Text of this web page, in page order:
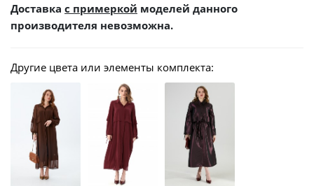
Доставка с примеркой моделей данного
производителя невозможна.
Другие цвета или элементы комплекта: